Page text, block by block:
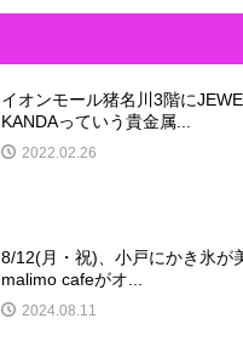
イオンモール猪名川3階に
KANDAっていう貴金属...
2022.02.26
8/12(月・祝)、小戸にかき氷が
malimo cafeがオ...
2024.08.11